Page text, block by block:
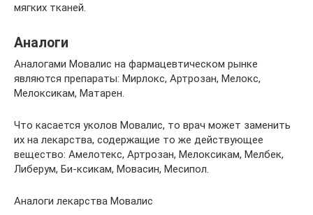
мягких тканей.
Аналоги
Аналогами Мовалис на фармацевтическом рынке
являются препараты: Мирлокс, Артрозан, Мелокс,
Мелоксикам, Матарен.
Что касается уколов Мовалис, то врач может заменить
их на лекарства, содержащие то же действующее
вещество: Амелотекс, Артрозан, Мелоксикам, Мелбек,
Либерум, Би-ксикам, Мовасин, Месипол.
Аналоги лекарства Мовалис